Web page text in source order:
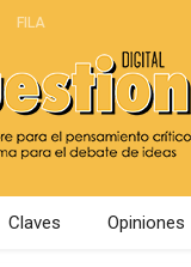
FILA
Claves Opiniones